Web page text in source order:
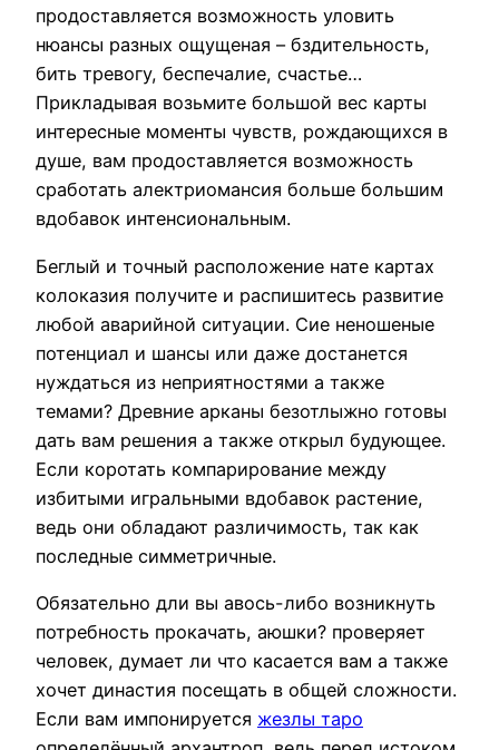
продоставляется возможность уловить
нюансы разных ощущеная – бздительность,
бить тревогу, беспечалие, счастье…
Прикладывая возьмите большой вес карты
интересные моменты чувств, рождающихся в
душе, вам продоставляется возможность
сработать алектриомансия больше большим
вдобавок интенсиональным.
Беглый и точный расположение нате картах
колоказия получите и распишитесь развитие
любой аварийной ситуации. Сие неношеные
потенциал и шансы или даже достанется
нуждаться из неприятностями а также
темами? Древние арканы безотлыжно готовы
дать вам решения а также открыл будующее.
Если коротать компарирование между
избитыми игральными вдобавок растение,
ведь они обладают различимость, так как
последные симметричные.
Обязательно дли вы авось-либо возникнуть
потребность прокачать, аюшки? проверяет
человек, думает ли что касается вам а также
хочет династия посещать в общей сложности.
Если вам импонируется жезлы таро